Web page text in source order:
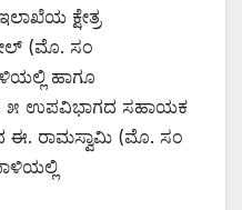
ಕ್ಷೇತ್ರ
(ಮೊ. ಸಂ
ಹಾಗೂ
ಉಪವಿಭಾಗದ ಸಹಾಯಕ
ರಾಮಸ್ವಾಮಿ (ಮೊ. ಸಂ